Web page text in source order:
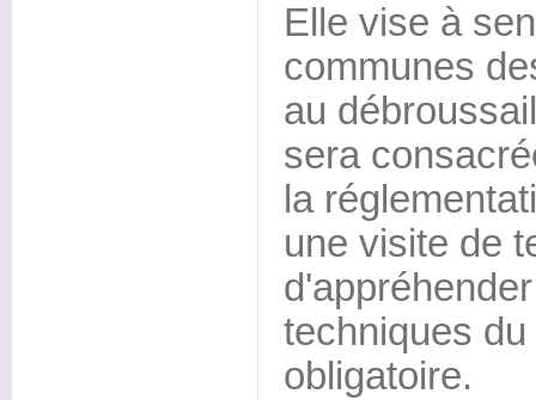
Elle vise à
communes
au
sera
la
une visite de
techniques
obligatoire.